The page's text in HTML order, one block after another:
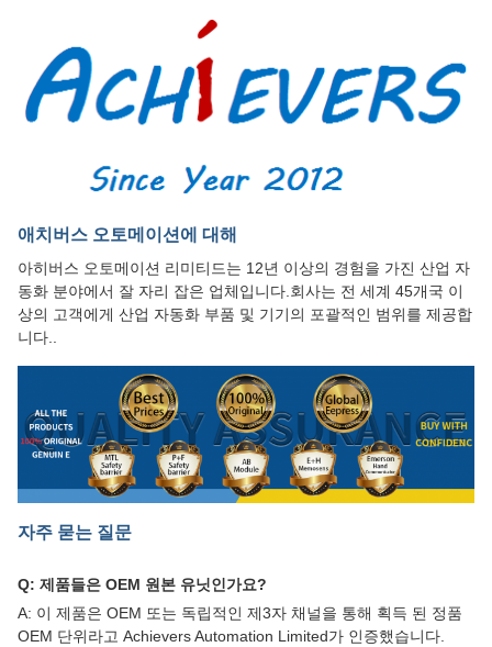
애치버스 오토메이션에 대해
아히버스 오토메이션 리미티드는 12년 이상의 경험을 가진 산업 자
동화 분야에서 잘 자리 잡은 업체입니다.회사는 전 세계 45개국 이
상의 고객에게 산업 자동화 부품 및 기기의 포괄적인 범위를 제공합
니다..
자주 묻는 질문
Q: 제품들은 OEM 원본 유닛인가요?
A: 이 제품은 OEM 또는 독립적인 제3자 채널을 통해 획득 된 정품
OEM 단위라고 Achievers Automation Limited가 인증했습니다.